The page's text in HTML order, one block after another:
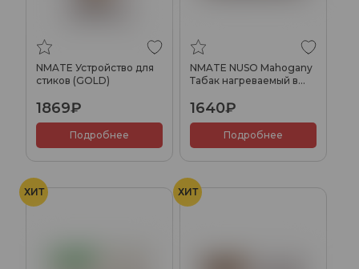
NMATE Устройство для
стиков (GOLD)
1869₽
Подробнее
NMATE NUSO Mahogany
Табак нагреваемый в
1640₽
Подробнее
ХИТ ХИТ